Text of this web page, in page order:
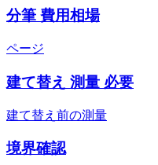
分筆 費用相場
ページ
建て替え 測量 必要
建て替え前の測量
境界確認